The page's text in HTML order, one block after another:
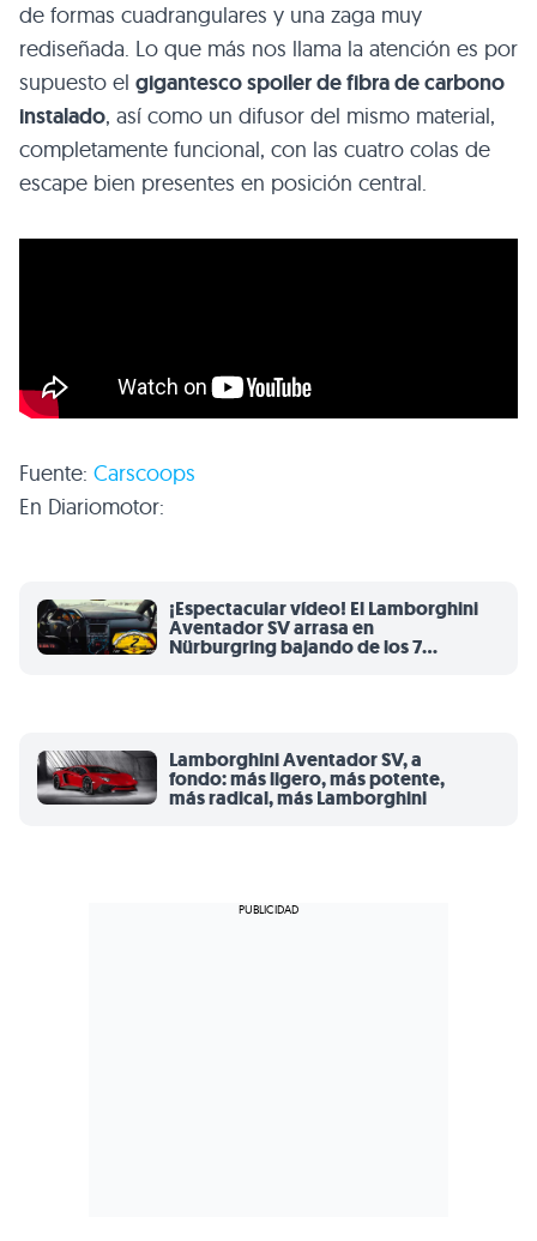
de formas cuadrangulares y una zaga muy
rediseñada. Lo que más nos llama la atención es por
supuesto el gigantesco spoiler de fibra de carbono
instalado, así como un difusor del mismo material,
completamente funcional, con las cuatro colas de
escape bien presentes en posición central.
Fuente: Carscoops
En Diariomotor:
¡Espectacular vídeo! El Lamborghini
Aventador SV arrasa en
Nürburgring bajando de los 7
Lamborghini Aventador SV, a
fondo: más ligero, más potente,
más radical, más Lamborghini